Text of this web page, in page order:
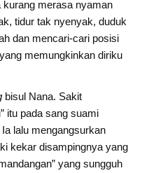
merasa nyaman
tidur tak nyenyak, duduk
dan mencari-cari posisi
memungkinkan diriku
bisul Nana. Sakit
itu pada sang suami
lalu mengangsurkan
kekar disampingnya yang
yang sungguh